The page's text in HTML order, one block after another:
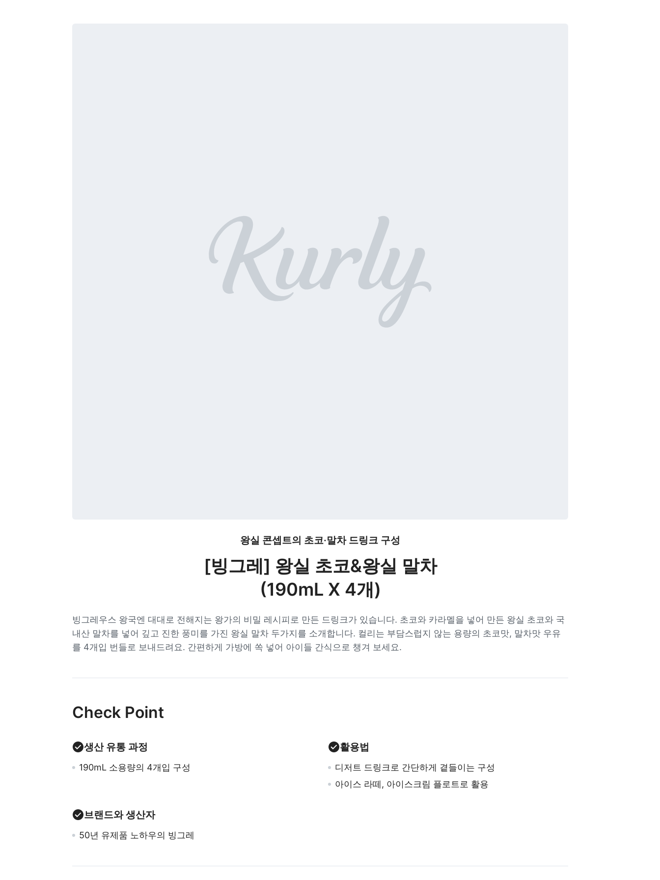
왕실 콘셉트의 초코·말차 드링크 구성
[빙그레] 왕실 초코&왕실 말차
(190mL X 4개)
빙그레우스 왕국엔 대대로 전해지는 왕가의 비밀 레시피로 만든 드링크가 있습니다. 초코와 카라멜을 넣어 만든 왕실 초코와 국
내산 말차를 넣어 깊고 진한 풍미를 가진 왕실 말차 두가지를 소개합니다. 컬리는 부담스럽지 않는 용량의 초코맛, 말차맛 우유
를 4개입 번들로 보내드려요. 간편하게 가방에 쏙 넣어 아이들 간식으로 챙겨 보세요.
Check Point
생산 유통 과정
190mL 소용량의 4개입 구성
활용법
디저트 드링크로 간단하게 곁들이는 구성
아이스 라떼, 아이스크림 플로트로 활용
브랜드와 생산자
50년 유제품 노하우의 빙그레